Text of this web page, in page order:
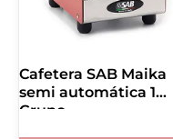
Cafetera SAB Maika
semi automática 1
Grupo